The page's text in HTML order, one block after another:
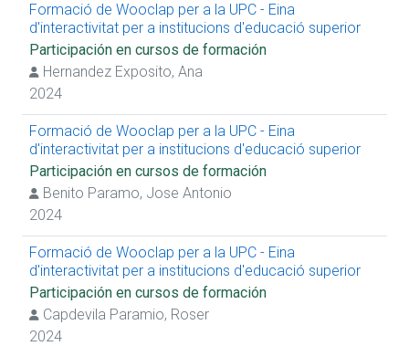
Formació de Wooclap per a la UPC - Eina
d'interactivitat per a institucions d'educació superior
Participación en cursos de formación
Hernandez Exposito, Ana
2024
Formació de Wooclap per a la UPC - Eina
d'interactivitat per a institucions d'educació superior
Participación en cursos de formación
Benito Paramo, Jose Antonio
2024
Formació de Wooclap per a la UPC - Eina
d'interactivitat per a institucions d'educació superior
Participación en cursos de formación
Capdevila Paramio, Roser
2024